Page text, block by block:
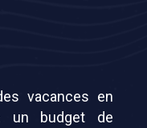
vacances en
un budget de